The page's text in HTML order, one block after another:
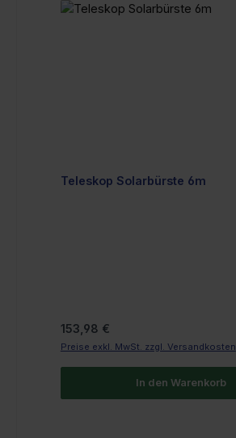
Teleskop Solarbürste 6m
Regulärer Preis:
153,98 €
Preise exkl. MwSt. zzgl. Versandkosten
In den Warenkorb